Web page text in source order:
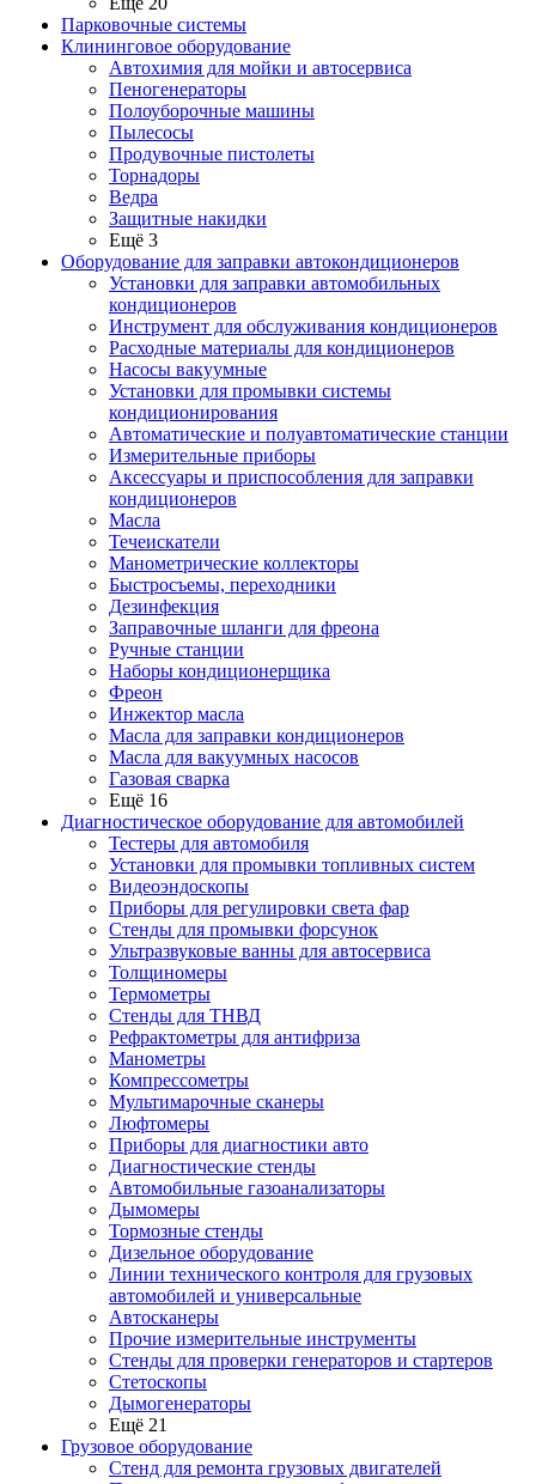
Парковочные системы
Клининговое оборудование
Автохимия для мойки и автосервиса
Пеногенераторы
Полоуборочные машины
Пылесосы
Продувочные пистолеты
Торнадоры
Ведра
Защитные накидки
Ещё 3
Оборудование для заправки автокондиционеров
Установки для заправки автомобильных
кондиционеров
Инструмент для обслуживания кондиционеров
Расходные материалы для кондиционеров
Насосы вакуумные
Установки для промывки системы
кондиционирования
Автоматические и полуавтоматические станции
Измерительные приборы
Аксессуары и приспособления для заправки
кондиционеров
Масла
Течеискатели
Манометрические коллекторы
Быстросъемы, переходники
Дезинфекция
Заправочные шланги для фреона
Ручные станции
Наборы кондиционерщика
Фреон
Инжектор масла
Масла для заправки кондиционеров
Масла для вакуумных насосов
Газовая сварка
Ещё 16
Диагностическое оборудование для автомобилей
Тестеры для автомобиля
Установки для промывки топливных систем
Видеоэндоскопы
Приборы для регулировки света фар
Стенды для промывки форсунок
Ультразвуковые ванны для автосервиса
Толщиномеры
Термометры
Стенды для ТНВД
Рефрактометры для антифриза
Манометры
Компрессометры
Мультимарочные сканеры
Люфтомеры
Приборы для диагностики авто
Диагностические стенды
Автомобильные газоанализаторы
Дымомеры
Тормозные стенды
Дизельное оборудование
Линии технического контроля для грузовых
автомобилей и универсальные
Автосканеры
Прочие измерительные инструменты
Стенды для проверки генераторов и стартеров
Стетоскопы
Дымогенераторы
Ещё 21
Грузовое оборудование
Стенд для ремонта грузовых двигателей